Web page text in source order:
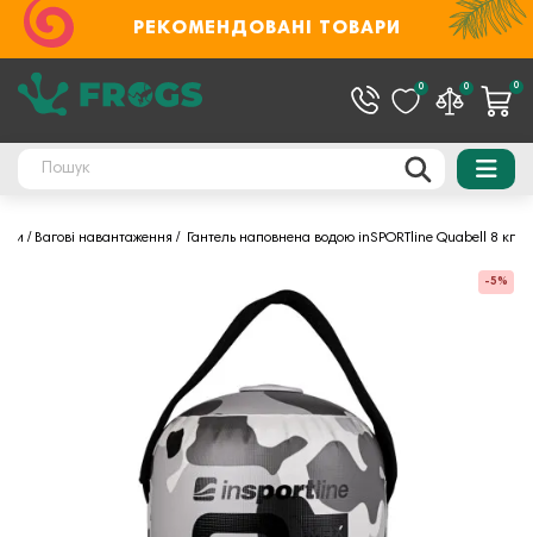
РЕКОМЕНДОВАНІ ТОВАРИ
0 0 0
Вагові навантаження Гантель наповнена водою inSPORTline Quabell 8 кг
-5%